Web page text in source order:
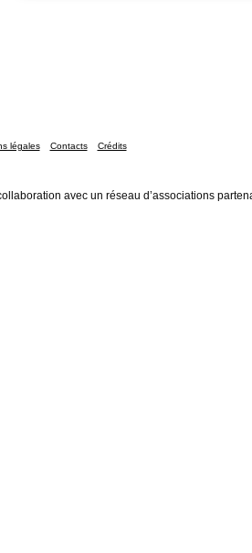
légales Contacts Crédits
avec un réseau d’associations